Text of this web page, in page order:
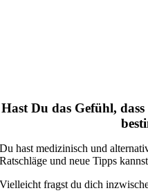
Hast Du das Gefühl,
Du hast medizinisch und
Ratschläge und neue Tipps
Vielleicht fragst du dich